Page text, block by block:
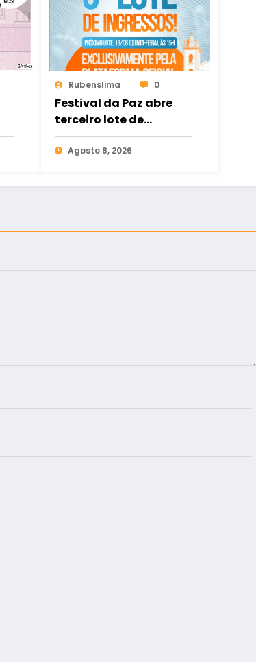
Rubenslima 0
Festival da Paz abre
terceiro lote de
ingressos no dia 13 de
agosto
Agosto 8, 2026